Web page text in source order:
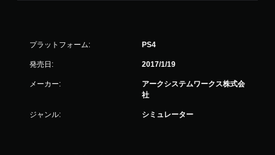
プラットフォーム: PS4
発売日: 2017/1/19
メーカー:
アークシステムワークス株式会
社
ジャンル: シミュレーター